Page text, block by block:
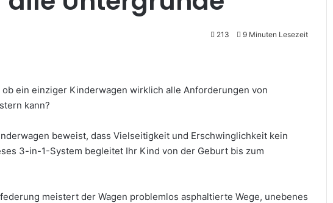
213 9 Minuten Lesezeit
ein einziger Kinderwagen wirklich alle Anforderungen von
kann?
beweist, dass Vielseitigkeit und Erschwinglichkeit kein
3-in-1-System begleitet Ihr Kind von der Geburt bis zum
meistert der Wagen problemlos asphaltierte Wege, unebenes